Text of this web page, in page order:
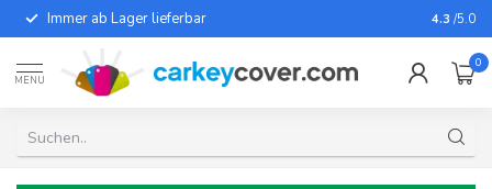
Immer ab Lager lieferbar Für fast
4.3 /5.0
MENU
0